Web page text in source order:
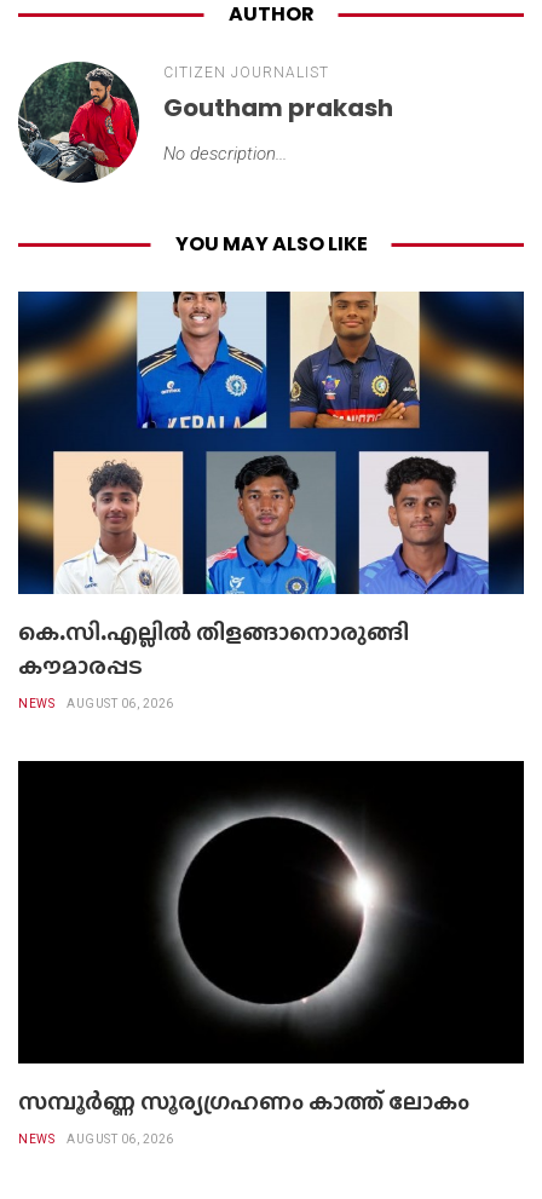
AUTHOR
CITIZEN JOURNALIST
Goutham prakash
No description...
YOU MAY ALSO LIKE
കെ.സി.എല്ലിൽ തിളങ്ങാനൊരുങ്ങി
കൗമാരപ്പട
NEWS AUGUST 06, 2026
സമ്പൂർണ്ണ സൂര്യഗ്രഹണം കാത്ത് ലോകം
NEWS AUGUST 06, 2026